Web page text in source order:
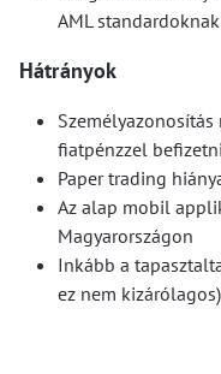
AML standardoknak
Hátrányok
fiatpénzzel befizetni
Paper trading
Az alap mobil
Magyarországon
Inkább a
ez nem kizárólagos)